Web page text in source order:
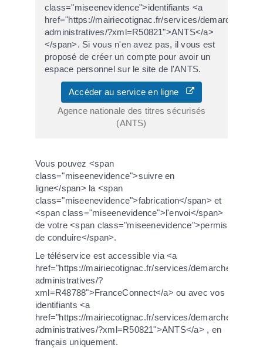
class="miseenevidence">identifiants <a
href="https://mairiecotignac.fr/services/demarches-
administratives/?xml=R50821">ANTS</a>
</span>. Si vous n'en avez pas, il vous est
proposé de créer un compte pour avoir un
espace personnel sur le site de l'ANTS.
Accéder au service en ligne
Agence nationale des titres sécurisés
(ANTS)
Vous pouvez <span
class="miseenevidence">suivre en
ligne</span> la <span
class="miseenevidence">fabrication</span> et
<span class="miseenevidence">l'envoi</span>
de votre <span class="miseenevidence">permis
de conduire</span>.
Le téléservice est accessible via <a
href="https://mairiecotignac.fr/services/demarches-
administratives/?
xml=R48788">FranceConnect</a> ou avec vos
identifiants <a
href="https://mairiecotignac.fr/services/demarches-
administratives/?xml=R50821">ANTS</a> , en
français uniquement.